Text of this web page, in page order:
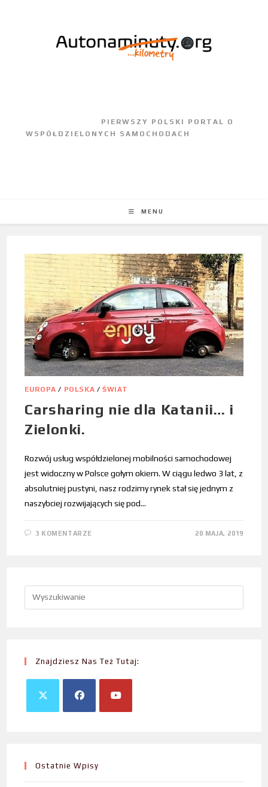
MENU
EUROPA / POLSKA /ŚWIAT
Carsharing nie dla Katanii… i
Zielonki.
Rozwój usług współdzielonej mobilności samochodowej
jest widoczny w Polsce gołym okiem. W ciągu ledwo 3 lat, z
absolutniej pustyni, nasz rodzimy rynek stał się jednym z
naszybciej rozwijających się pod…
3 KOMENTARZE 20 MAJA, 2019
Znajdziesz Nas Też Tutaj:
Ostatnie Wpisy